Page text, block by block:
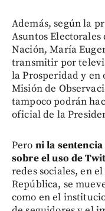
Además, según la
Asuntos
Nación, María
transmitir por
la Prosperidad y
Misión de
tampoco podrán
oficial de la
Pero ni la
sobre el uso de
redes sociales, en
República, se
como en el